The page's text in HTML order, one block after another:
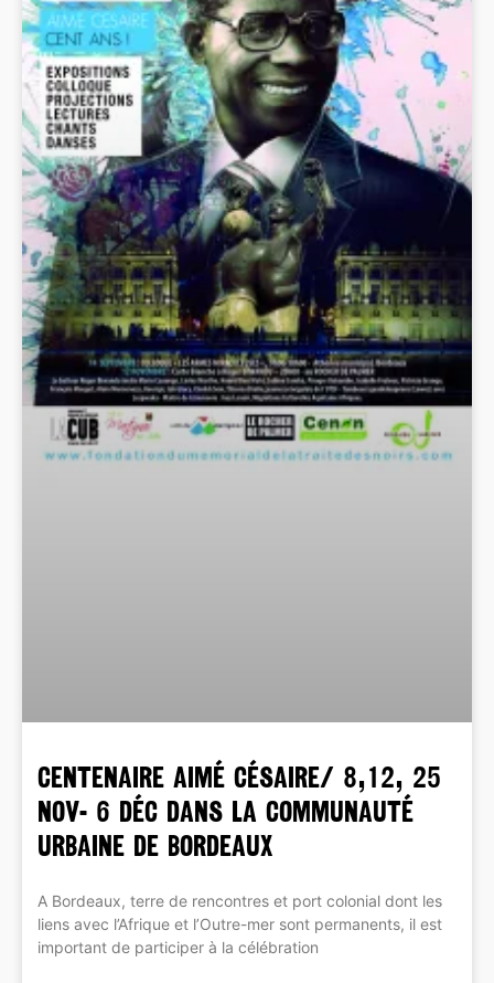
CENTENAIRE Aimé Césaire/ 8,12, 25
nov- 6 déc dans la Communauté
Urbaine de Bordeaux
A Bordeaux, terre de rencontres et port colonial dont les
liens avec l’Afrique et l’Outre-mer sont permanents, il est
important de participer à la célébration